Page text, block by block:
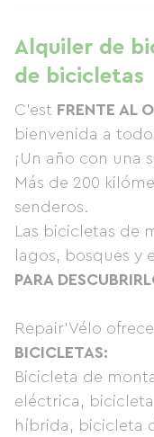
Alquiler de
de bicicletas
C'est FRENTE AL
bienvenida a
¡Un año con una
Más de 200
senderos.
Las bicicletas de
lagos, bosques y
PARA
Repair'Vélo
BICICLETAS:
Bicicleta de
eléctrica,
híbrida, bicicleta